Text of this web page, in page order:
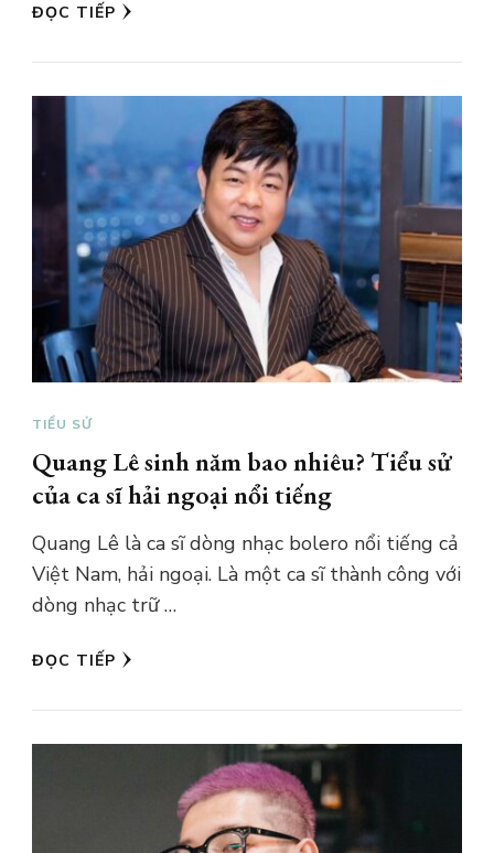
ĐỌC TIẾP
TIỂU SỬ
Quang Lê sinh năm bao nhiêu? Tiểu sử
của ca sĩ hải ngoại nổi tiếng
Quang Lê là ca sĩ dòng nhạc bolero nổi tiếng cả
Việt Nam, hải ngoại. Là một ca sĩ thành công với
dòng nhạc trữ …
ĐỌC TIẾP